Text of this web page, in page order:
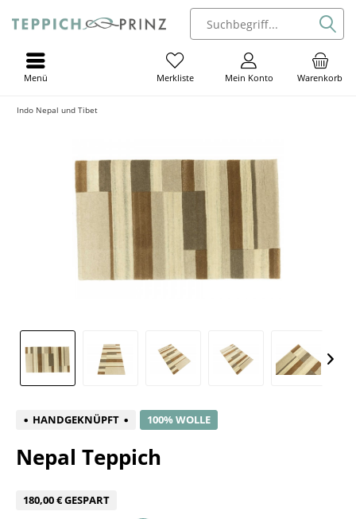
Warenkorb
Mein Konto
Merkliste
Menü
Indo Nepal und Tibet
HANDGEKNÜPFT 100% WOLLE
Nepal Teppich
180,00 € GESPART